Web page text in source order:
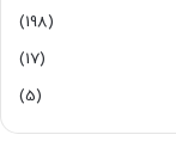
(198)
(17)
(5)